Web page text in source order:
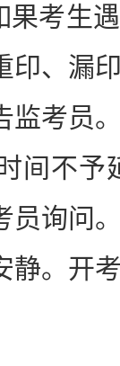
考生遇
印、漏
监考员
间不予
员询问
静。开